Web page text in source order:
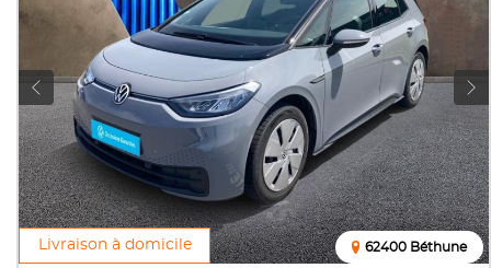
Livraison à domicile 62400 Béthune